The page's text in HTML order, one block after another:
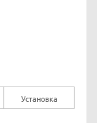
Установка